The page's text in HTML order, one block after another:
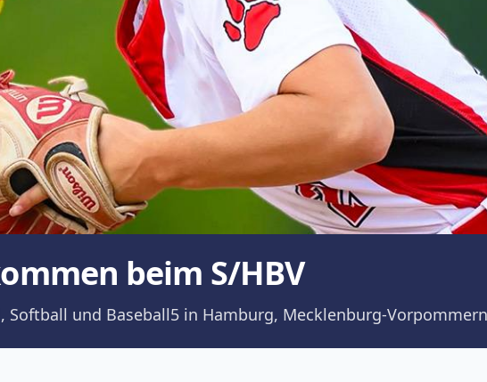
beim S/HBV
Softball und Baseball5 in Hamburg, Mecklenburg-